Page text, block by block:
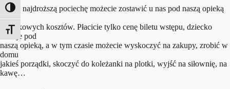
Toggle High Contrast
Toggle Font size
Swoją najdroższą pociechę możecie zostawić u nas pod naszą opieką
bez
dodatkowych kosztów. Płacicie tylko cenę biletu wstępu, dziecko
zostaje pod
naszą opieką, a w tym czasie możecie wyskoczyć na zakupy, zrobić w
domu
jakieś porządki, skoczyć do koleżanki na plotki, wyjść na siłownię, na
kawę…